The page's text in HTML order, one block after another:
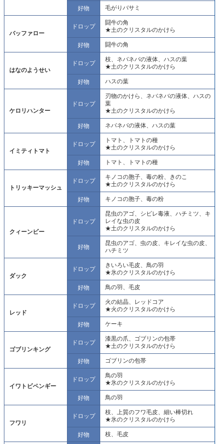
好物 毛がりバサミ
バッファロー
ドロップ
闘牛の角
★土のクリスタルのかけら
好物 闘牛の角
はなのようせい
ドロップ
枝、ネバネバの液体、ハスの葉
★土のクリスタルのかけら
好物 ハスの葉
ケロリハンター
ドロップ
刃物のかけら、ネバネバの液体、ハスの
葉
★土のクリスタルのかけら
好物 ネバネバの液体、ハスの葉
イミティトマト
ドロップ
トマト、トマトの種
★土のクリスタルのかけら
好物 トマト、トマトの種
トリッキーマッシュ
ドロップ
キノコの胞子、毒の粉、きのこ
★土のクリスタルのかけら
好物 キノコの胞子、毒の粉
クィーンビー
ドロップ
昆虫のアゴ、シビレ毒液、ハチミツ、キ
レイな虫の皮
★土のクリスタルのかけら
好物
昆虫のアゴ、虫の皮、キレイな虫の皮、
ハチミツ
ダック
ドロップ
きいろい毛皮、鳥の羽
★氷のクリスタルのかけら
好物 鳥の羽、毛皮
レッド
ドロップ
火の結晶、レッドコア
★火のクリスタルのかけら
好物 ケーキ
ゴブリンキング
ドロップ
漆黒の爪、ゴブリンの包帯
★土のクリスタルのかけら
好物 ゴブリンの包帯
イワトビペンギー
ドロップ
鳥の羽
★氷のクリスタルのかけら
好物 鳥の羽
フワリ
ドロップ
枝、上質のフワ毛皮、細い棒切れ
★氷のクリスタルのかけら
好物 枝、毛皮